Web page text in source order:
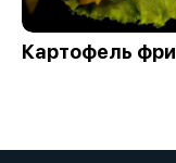
Картофель фри